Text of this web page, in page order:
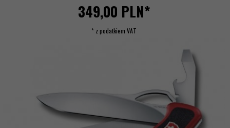
349,00 PLN*
* z podatkiem VAT